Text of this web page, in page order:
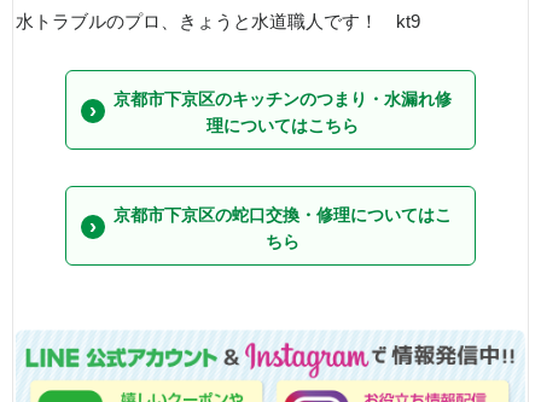
水トラブルのプロ、きょうと水道職人です！ kt9
京都市下京区のキッチンのつまり・水漏れ修
理についてはこちら
京都市下京区の蛇口交換・修理についてはこ
ちら